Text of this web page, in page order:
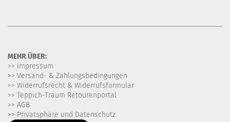
MEHR ÜBER:
>> Impressum
>> Versand- & Zahlungsbedingungen
>> Widerrufsrecht & Widerrufsformular
>> Teppich-Traum Retourenportal
>> AGB
>> Privatsphäre und Datenschutz